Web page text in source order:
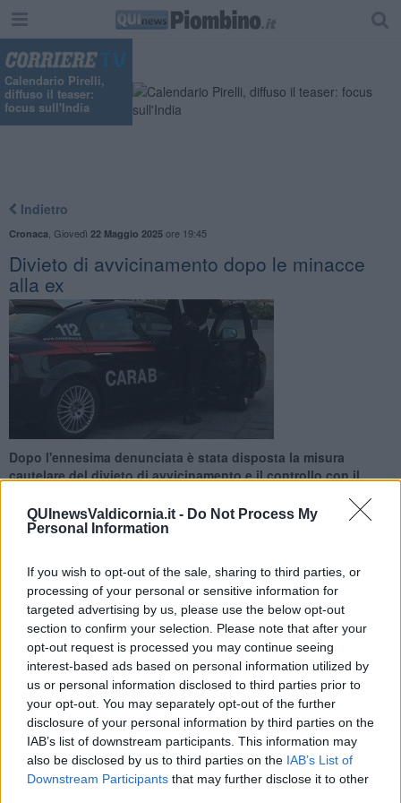
QUInewsValdicornia.it - Do Not Process My
Personal Information
If you wish to opt-out of the sale, sharing to third parties, or
processing of your personal or sensitive information for
targeted advertising by us, please use the below opt-out
section to confirm your selection. Please note that after your
opt-out request is processed you may continue seeing
interest-based ads based on personal information utilized by
us or personal information disclosed to third parties prior to
your opt-out. You may separately opt-out of the further
disclosure of your personal information by third parties on the
IAB’s list of downstream participants. This information may
also be disclosed by us to third parties on the IAB’s List of
Downstream Participants that may further disclose it to other
Calendario Pirelli,
diffuso il teaser:
focus sull'India
Indietro
Cronaca Giovedì 22 Maggio 2025ore 19:45
Divieto di avvicinamento dopo le minacce
alla ex
Dopo l'ennesima denunciata è stata disposta la misura
cautelare del divieto di avvicinamento e il controllo con il
PIOMBINO —I Carabinieri della Compagnia di Piombino, su
disposizione della Procura della Repubblica di Livorno, hanno dato
esecuzione a un’ordinanza di applicazione di misura cautelare ad
un uomo indagato del reato di atti persecutori.
Ad eseguirlo sono stati Carabinieri della Stazione di Piombino
Portovecchio, nei confronti di un 30enne del posto ritenuto
responsabile di maltrattamenti nei confronti della ex compagna, per
ripetute condotte aggressive, talvolta anche persecutorie, volte a
controllare rapporti e relazioni.